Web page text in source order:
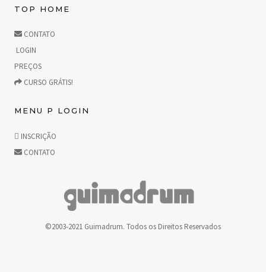
TOP HOME
CONTATO
LOGIN
PREÇOS
CURSO GRÁTIS!
MENU P LOGIN
INSCRIÇÃO
CONTATO
©2003-2021 Guimadrum. Todos os Direitos Reservados